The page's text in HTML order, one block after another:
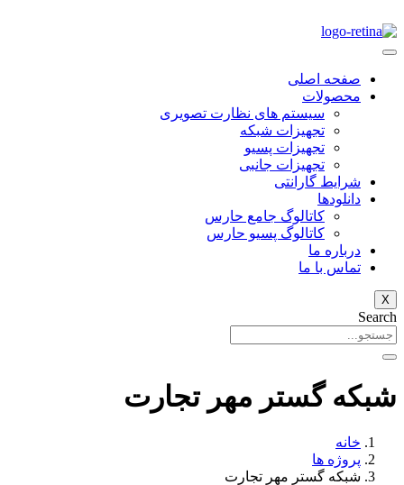
صفحه اصلی
محصولات
سیستم های نظارت تصویری
تجهیزات شبکه
تجهیزات پسیو
تجهیزات جانبی
شرایط گارانتی
دانلود‌ها
کاتالوگ جامع حارس
کاتالوگ پسیو حارس
درباره ما
تماس با ما
X
Search
شبکه گستر مهر تجارت
خانه
پروژه ها
شبکه گستر مهر تجارت